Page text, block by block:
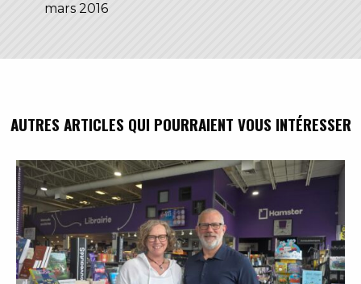
mars 2016
AUTRES ARTICLES QUI POURRAIENT VOUS INTÉRESSER